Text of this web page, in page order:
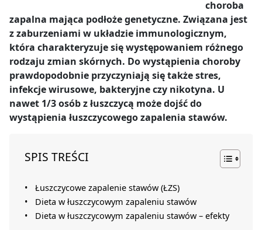
choroba
zapalna mająca podłoże genetyczne. Związana jest
z zaburzeniami w układzie immunologicznym,
która charakteryzuje się występowaniem różnego
rodzaju zmian skórnych. Do wystąpienia choroby
prawdopodobnie przyczyniają się także stres,
infekcje wirusowe, bakteryjne czy nikotyna. U
nawet 1/3 osób z łuszczycą może dojść do
wystąpienia łuszczycowego zapalenia stawów.
SPIS TREŚCI
Łuszczycowe zapalenie stawów (ŁZS)
Dieta w łuszczycowym zapaleniu stawów
Dieta w łuszczycowym zapaleniu stawów – efekty